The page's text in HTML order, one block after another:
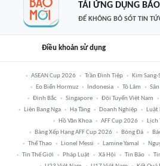
TẢI ỨNG DỤNG
ĐỂ KHÔNG BỎ SÓT TIN
Điều khoản sử dụng
ASEAN Cup 2026 Trần Đình Tiệp Kim Sang-
Eo Biển Hormuz
Indonesia Tô Lâm
Đình Bắc
Singapore Đội Tuyển Việt Nam
Liên Bang Nga
Hạ Tầng Doanh Nghiệp Luật
Hồ Văn Khoa
AFF Cup 2026
Lịch
Bảng Xếp Hạng AFF Cup 2026
Bóng Đá
Thể Thao
Lionel Messi Lamine Yamal
Tin Thế Giới
Pháp Luật Xã Hội Tin Bão